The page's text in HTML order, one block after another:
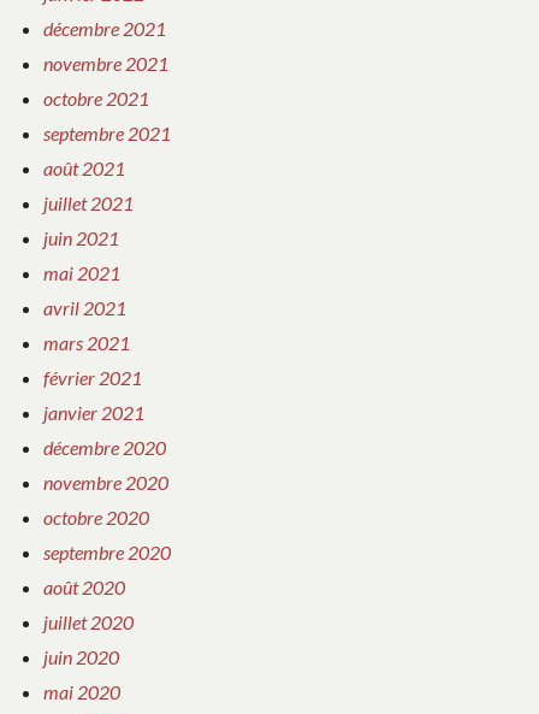
décembre 2021
novembre 2021
octobre 2021
septembre 2021
août 2021
juillet 2021
juin 2021
mai 2021
avril 2021
mars 2021
février 2021
janvier 2021
décembre 2020
novembre 2020
octobre 2020
septembre 2020
août 2020
juillet 2020
juin 2020
mai 2020